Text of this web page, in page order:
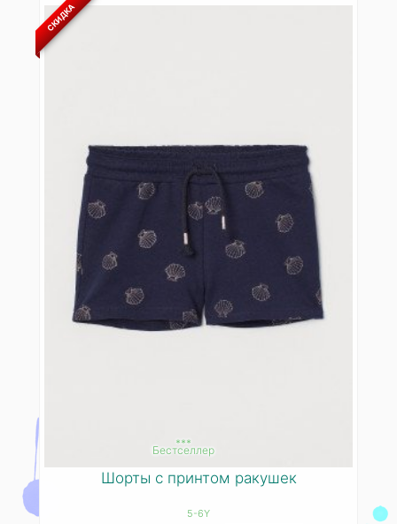
СКИДКА
***
Бестселлер
Шорты с принтом ракушек
5-6Y